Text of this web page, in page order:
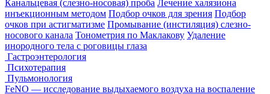
Канальцевая (слезно-носовая) проба Лечение халязиона
инъекционным методом Подбор очков для зрения Подбор
очков при астигматизме Промывание (инстиляция) слезно-
носового канала Тонометрия по Маклакову Удаление
инородного тела с роговицы глаза
Гастроэнтерология
Психотерапия
Пульмонология
FeNO — исследование выдыхаемого воздуха на воспаление